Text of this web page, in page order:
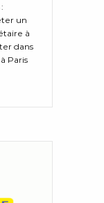
un
à
dans
Paris